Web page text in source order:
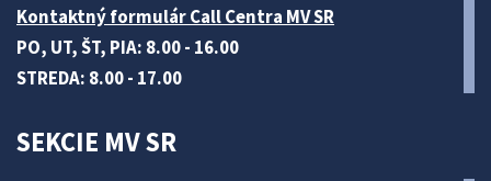
Kontaktný formulár Call Centra MV SR
PO, UT, ŠT, PIA: 8.00 - 16.00
STREDA: 8.00 - 17.00
SEKCIE MV SR